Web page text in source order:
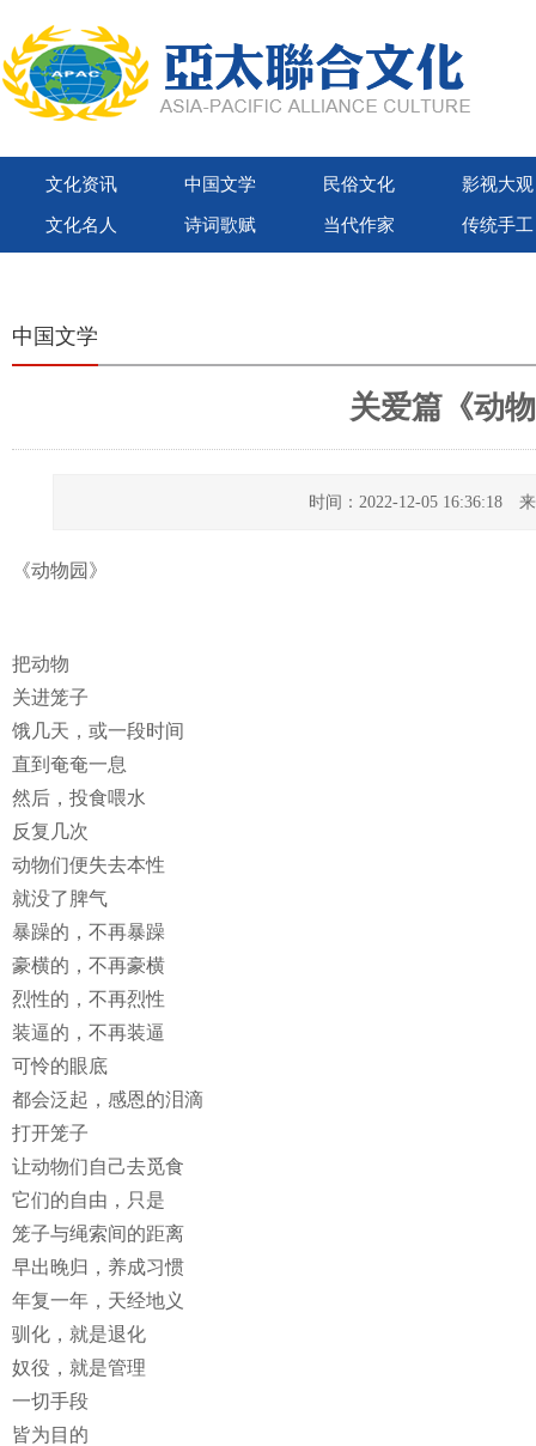
文化资讯 中国文学 民俗文化 影视大观
文化名人 诗词歌赋 当代作家 传统手工
中国文学
关爱篇《动
时间：2022-12-05 16:36:18
《动物园》
把动物
关进笼子
饿几天，或一段时间
直到奄奄一息
然后，投食喂水
反复几次
动物们便失去本性
就没了脾气
暴躁的，不再暴躁
豪横的，不再豪横
烈性的，不再烈性
装逼的，不再装逼
可怜的眼底
都会泛起，感恩的泪滴
打开笼子
让动物们自己去觅食
它们的自由，只是
笼子与绳索间的距离
早出晚归，养成习惯
年复一年，天经地义
驯化，就是退化
奴役，就是管理
一切手段
皆为目的